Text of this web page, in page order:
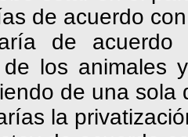
de acuerdo
de
de los animales
de una
la